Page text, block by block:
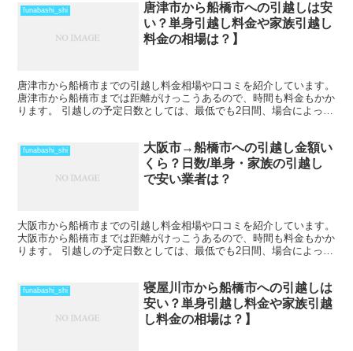
funabashi_shi
唐津市から船橋市への引越しは安
い？単身引越し料金や家族引越し
料金の相場は？】
唐津市から船橋市までの引越し料金相場や口コミを紹介しています。
唐津市から船橋市までは距離がけっこうあるので、時間も料金もかか
ります。 引越しの予定日数としては、最低でも2日間、場合によって
funabashi_shi
大阪市→船橋市への引越し金額い
くら？日数/単身・家族の引越し
で安い業者は？
大阪市から船橋市までの引越し料金相場や口コミを紹介しています。
大阪市から船橋市までは距離がけっこうあるので、時間も料金もかか
ります。 引越しの予定日数としては、最低でも2日間、場合によって
funabashi_shi
寝屋川市から船橋市への引越しは
安い？単身引越し料金や家族引越
し料金の相場は？】